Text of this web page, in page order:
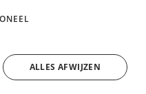
Workshop leem voor beginners (basisleem en leemfinish) 19 september 2026
( Europe/Brussels)
ALLES AFWIJZEN